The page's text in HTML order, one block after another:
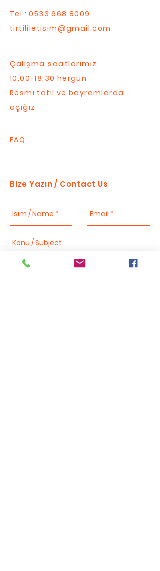
Tel :0533 668 8009
tirtililetisim@gmail.com
Çalışma saatlerimiz
10:00-18:30 hergün
Resmi tatil ve bayramlarda
açığız
FAQ
Bize Yazın / Contact Us